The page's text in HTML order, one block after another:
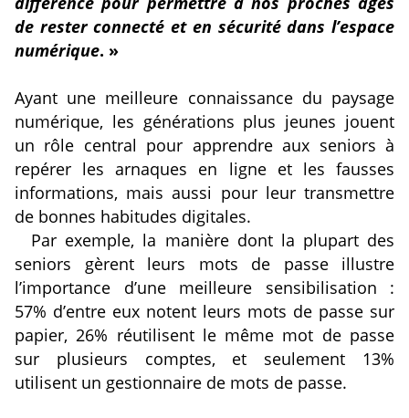
de rester connecté et en sécurité dans l’espace
numérique. »
Ayant une meilleure connaissance du paysage
numérique, les générations plus jeunes jouent
un rôle central pour apprendre aux seniors à
repérer les arnaques en ligne et les fausses
informations, mais aussi pour leur transmettre
de bonnes habitudes digitales.
Par exemple, la manière dont la plupart des
seniors gèrent leurs mots de passe illustre
l’importance d’une meilleure sensibilisation :
57% d’entre eux notent leurs mots de passe sur
papier, 26% réutilisent le même mot de passe
sur plusieurs comptes, et seulement 13%
utilisent un gestionnaire de mots de passe.